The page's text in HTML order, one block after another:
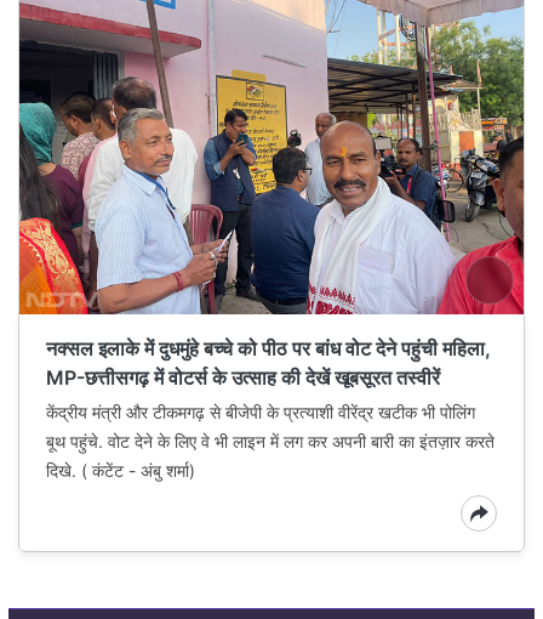
नक्सल इलाके में दुधमुंहे बच्चे को पीठ पर बांध वोट देने पहुंची महिला,
MP-छत्तीसगढ़ में वोटर्स के उत्साह की देखें खूबसूरत तस्वीरें
केंद्रीय मंत्री और टीकमगढ़ से बीजेपी के प्रत्याशी वीरेंद्र खटीक भी पोलिंग
बूथ पहुंचे. वोट देने के लिए वे भी लाइन में लग कर अपनी बारी का इंतज़ार करते
दिखे. ( कंटेंट - अंबु शर्मा)